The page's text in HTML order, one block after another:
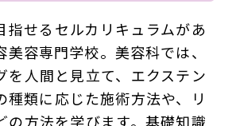
指せるセルカリキュラムがあ
容専門学校。美容科では、
を人間と見立て、エクステン
種類に応じた施術方法や、リ
の方法を学びます。基礎知識